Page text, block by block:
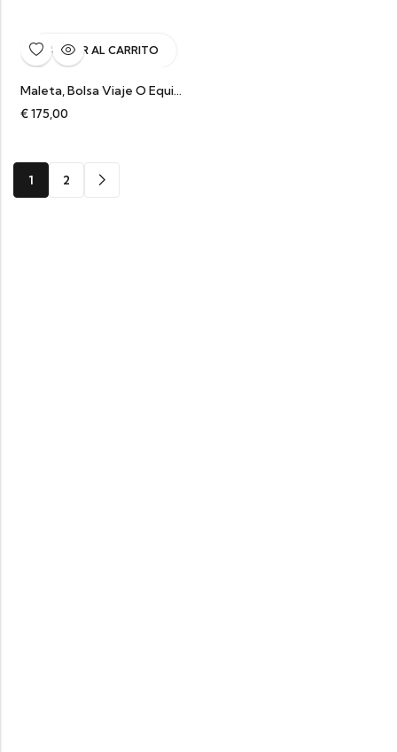
AÑADIR AL CARRITO
Maleta, Bolsa Viaje O Equipaje De Piel Negro Tejida River
€175,00
1 2